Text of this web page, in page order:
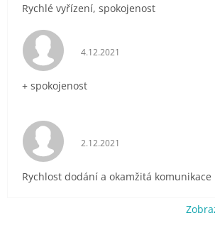
Rychlé vyřízení, spokojenost
Hodnocení obchodu je 5 z 5
4.12.2021
+ spokojenost
Hodnocení obchodu je 5 z 5
2.12.2021
Rychlost dodání a okamžitá komunikace